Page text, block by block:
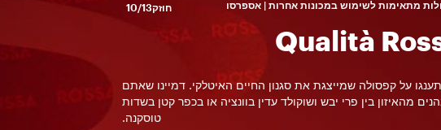
מתאימות לשימוש במכונות אחרות | אספרסו חוזק10/13
Qualità
על קפסולה שמייצגת את סגנון החיים האיטלקי. דמיינו שאתם
מהאיזון בין פרי יבש ושוקולד עדין בוונציה או בכפר קטן בשדות
טוסקנה.